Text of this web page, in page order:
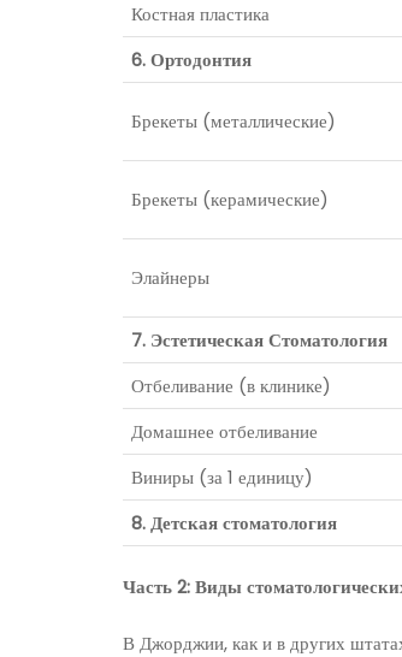
Костная пластика
6. Ортодонтия
Брекеты (металлические)
Брекеты (керамические)
Элайнеры
7. Эстетическая Стоматология
Отбеливание (в клинике)
Домашнее отбеливание
Виниры (за 1 единицу)
8. Детская стоматология
Часть 2: Виды
В Джорджии, как и в других